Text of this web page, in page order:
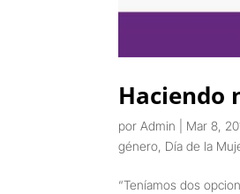
Haciendo
porAdmin Mar 8,
género Día de la
“Teníamos dos